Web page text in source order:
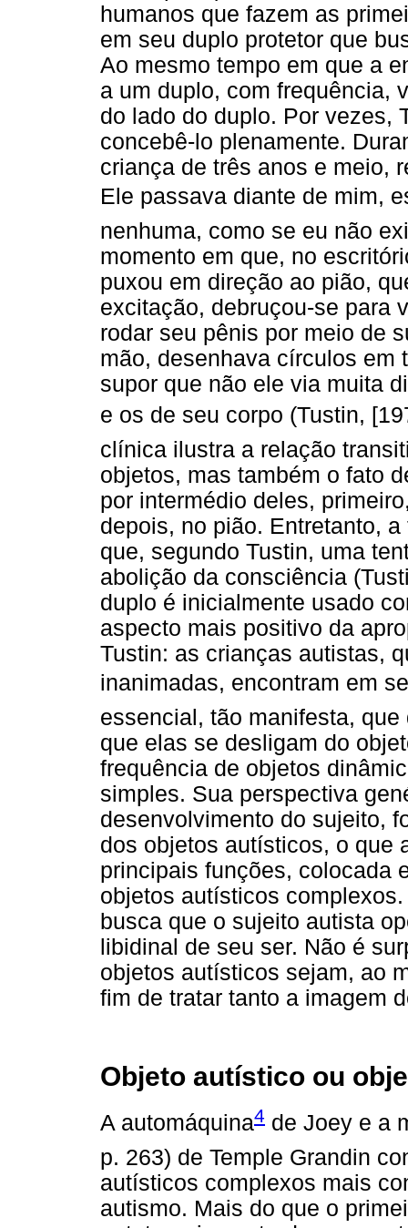
humanos que fazem as
em seu duplo protetor que
Ao mesmo tempo em que a
a um duplo, com frequência,
do lado do duplo. Por vezes,
concebê-lo plenamente.
criança de três anos e meio,
Ele passava diante de mim,
nenhuma, como se eu não
momento em que, no
puxou em direção ao pião,
excitação, debruçou-se para
rodar seu pênis por meio de
mão, desenhava círculos em
supor que não ele via muita
e os de seu corpo (Tustin,
clínica ilustra a relação
objetos, mas também o fato
por intermédio deles,
depois, no pião. Entretanto,
que, segundo Tustin, uma
abolição da consciência
duplo é inicialmente usado
aspecto mais positivo da
Tustin: as crianças autistas,
inanimadas, encontram em
essencial, tão manifesta,
que elas se desligam do
frequência de objetos
simples. Sua perspectiva
desenvolvimento do sujeito,
dos objetos autísticos, o que
principais funções, colocada
objetos autísticos
busca que o sujeito autista
libidinal de seu ser. Não é
objetos autísticos sejam, ao
fim de tratar tanto a imagem
Objeto autístico ou
A automáquina4 de Joey e a
p. 263) de Temple Grandin
autísticos complexos mais
autismo. Mais do que o